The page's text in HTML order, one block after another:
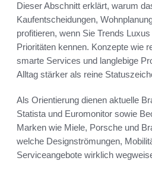
Dieser Abschnitt erklärt, warum
Kaufentscheidungen,
profitieren, wenn Sie Trends
Prioritäten kennen. Konzepte wie
smarte Services und langlebige
Alltag stärker als reine
Als Orientierung dienen aktuelle
Statista und Euromonitor sowie
Marken wie Miele, Porsche und
welche Designströmungen,
Serviceangebote wirklich